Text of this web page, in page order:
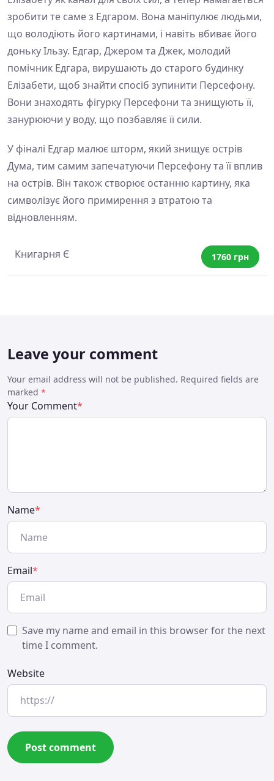
зробити те саме з Едгаром. Вона маніпулює людьми,
що володіють його картинами, і навіть вбиває його
доньку Ільзу. Едгар, Джером та Джек, молодий
помічник Едгара, вирушають до старого будинку
Елізабети, щоб знайти спосіб зупинити Персефону.
Вони знаходять фігурку Персефони та знищують її,
занурюючи у воду, що позбавляє її сили.
У фіналі Едгар малює шторм, який знищує острів
Дума, тим самим запечатуючи Персефону та її вплив
на острів. Він також створює останню картину, яка
символізує його примирення з втратою та
відновленням.
Книгарня Є 1760 грн
Leave your comment
Your email address will not be published. Required fields are
marked *
Your Comment*
Name*
Email*
Save my name and email in this browser for the next
time I comment.
Website